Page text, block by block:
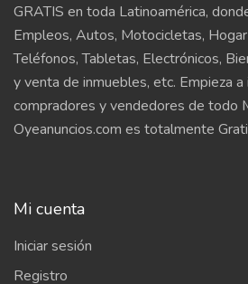
GRATIS en toda Latinoamérica,
Empleos, Autos, Motocicletas,
Teléfonos, Tabletas, Electrónicos,
y venta de inmuebles, etc. Empieza a
compradores y vendedores de todo
Oyeanuncios.com es totalmente
Mi cuenta
Iniciar sesión
Registro